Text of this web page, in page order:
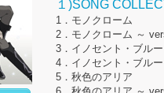
１)SONG
1．モノクローム
2．モノクローム ～
3．イノセント・ブルー
4．イノセント・ブル
5．秋色のアリア